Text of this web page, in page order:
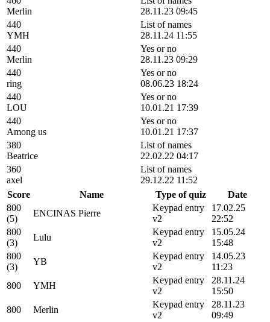
Merlin
28.11.23 09:45
440
YMH
List of names
28.11.24 11:55
440
Merlin
Yes or no
28.11.23 09:29
440
ring
Yes or no
08.06.23 18:24
440
LOU
Yes or no
10.01.21 17:39
440
Among us
Yes or no
10.01.21 17:37
380
Beatrice
List of names
22.02.22 04:17
360
axel
List of names
29.12.22 11:52
Score
Name Type of quiz
Date
800
(5)
ENCINAS Pierre
Keypad entry
v2
17.02.25
22:52
800
(3)
Lulu
Keypad entry
v2
15.05.24
15:48
800
(3)
YB
Keypad entry
v2
14.05.23
11:23
800
YMH
Keypad entry
v2
28.11.24
15:50
800
Merlin
Keypad entry
v2
28.11.23
09:49